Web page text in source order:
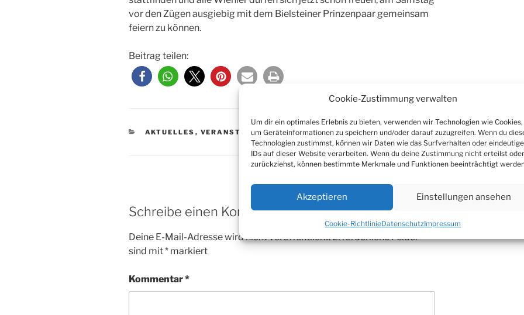
Cookie-Zustimmung verwalten
Um dir ein optimales Erlebnis zu bieten, verwenden wir Technologien wie Cookies,
um Geräteinformationen zu speichern und/oder darauf zuzugreifen. Wenn du
Technologien zustimmst, können wir Daten wie das Surfverhalten oder eindeutige
IDs auf dieser Website verarbeiten. Wenn du deine Zustimmung nicht erteilst oder
zurückziehst, können bestimmte Merkmale und Funktionen beeinträchtigt
Akzeptieren Einstellungen ansehen
Cookie-RichtlinieDatenschutzImpressum
vor den Zügen ausgiebig mit dem Bielsteiner Prinzenpaar gemeinsam
feiern zu können.
Beitrag teilen:
KATEGORIEN
AKTUELLES , VERANSTALTUNGSBERICHTE
Schreibe einen Kommentar
Deine E-Mail-Adresse wird nicht veröffentlicht.Erforderliche Felder
sind mit* markiert
Kommentar*